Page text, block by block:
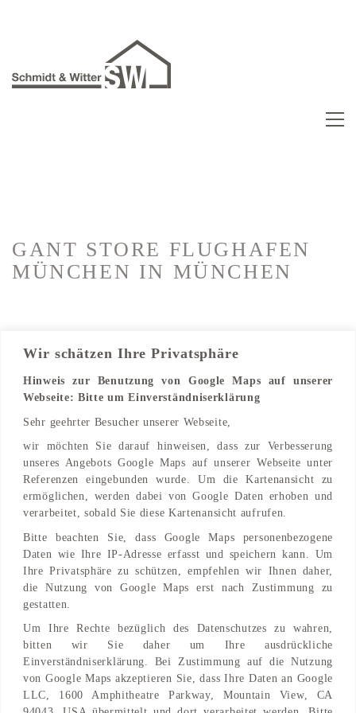
Wir schätzen Ihre Privatsphäre
Hinweis zur Benutzung von Google Maps auf unserer
Webseite: Bitte um Einverständniserklärung
Sehr geehrter Besucher unserer Webseite,
wir möchten Sie darauf hinweisen, dass zur Verbesserung
unseres Angebots Google Maps auf unserer Webseite unter
Referenzen eingebunden wurde. Um die Kartenansicht zu
ermöglichen, werden dabei von Google Daten erhoben und
verarbeitet, sobald Sie diese Kartenansicht aufrufen.
Bitte beachten Sie, dass Google Maps personenbezogene
Daten wie Ihre IP-Adresse erfasst und speichern kann. Um
Ihre Privatsphäre zu schützen, empfehlen wir Ihnen daher,
die Nutzung von Google Maps erst nach Zustimmung zu
gestatten.
Um Ihre Rechte bezüglich des Datenschutzes zu wahren,
bitten wir Sie daher um Ihre ausdrückliche
Einverständniserklärung. Bei Zustimmung auf die Nutzung
von Google Maps akzeptieren Sie, dass Ihre Daten an Google
LLC, 1600 Amphitheatre Parkway, Mountain View, CA
GANT STORE FLUGHAFEN
MÜNCHEN IN MÜNCHEN
Trockenbau
Adresse
Terminalstraße Mitte
85356 München, Bayern, DE
Find on Map